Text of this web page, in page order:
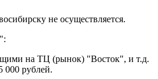
не осуществляется.
на ТЦ (рынок) "Восток", и т.д.
000 рублей.